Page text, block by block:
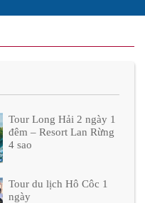
Tour Long Hải 2 ngày 1
đêm – Resort Lan Rừng
4 sao
Tour du lịch Hô Côc 1
ngày